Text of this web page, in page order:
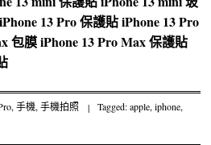
iPhone 13 Pro 保護貼iPhone 13 Pro
包膜iPhone 13 Pro Max 保護貼
,手機,手機拍照 | Tagged:apple,iphone,